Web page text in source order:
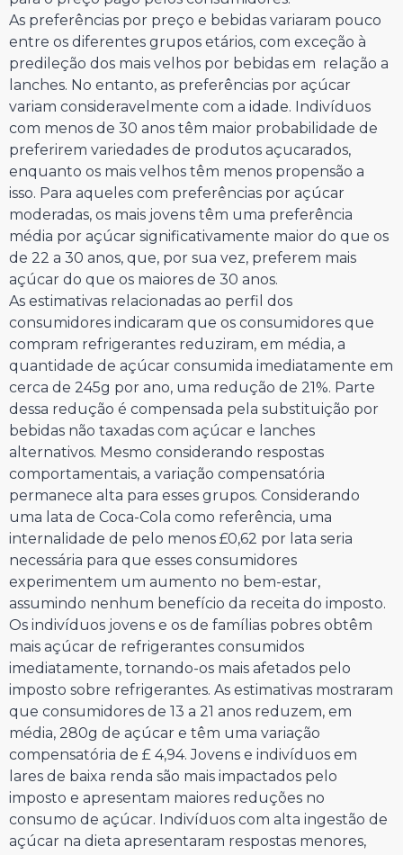
As preferências por preço e bebidas variaram pouco
entre os diferentes grupos etários, com exceção à
predileção dos mais velhos por bebidas em relação a
lanches. No entanto, as preferências por açúcar
variam consideravelmente com a idade. Indivíduos
com menos de 30 anos têm maior probabilidade de
preferirem variedades de produtos açucarados,
enquanto os mais velhos têm menos propensão a
isso. Para aqueles com preferências por açúcar
moderadas, os mais jovens têm uma preferência
média por açúcar significativamente maior do que os
de 22 a 30 anos, que, por sua vez, preferem mais
açúcar do que os maiores de 30 anos.
As estimativas relacionadas ao perfil dos
consumidores indicaram que os consumidores que
compram refrigerantes reduziram, em média, a
quantidade de açúcar consumida imediatamente em
cerca de 245g por ano, uma redução de 21%. Parte
dessa redução é compensada pela substituição por
bebidas não taxadas com açúcar e lanches
alternativos. Mesmo considerando respostas
comportamentais, a variação compensatória
permanece alta para esses grupos. Considerando
uma lata de Coca-Cola como referência, uma
internalidade de pelo menos £0,62 por lata seria
necessária para que esses consumidores
experimentem um aumento no bem-estar,
assumindo nenhum benefício da receita do imposto.
Os indivíduos jovens e os de famílias pobres obtêm
mais açúcar de refrigerantes consumidos
imediatamente, tornando-os mais afetados pelo
imposto sobre refrigerantes. As estimativas mostraram
que consumidores de 13 a 21 anos reduzem, em
média, 280g de açúcar e têm uma variação
compensatória de £ 4,94. Jovens e indivíduos em
lares de baixa renda são mais impactados pelo
imposto e apresentam maiores reduções no
consumo de açúcar. Indivíduos com alta ingestão de
açúcar na dieta apresentaram respostas menores,